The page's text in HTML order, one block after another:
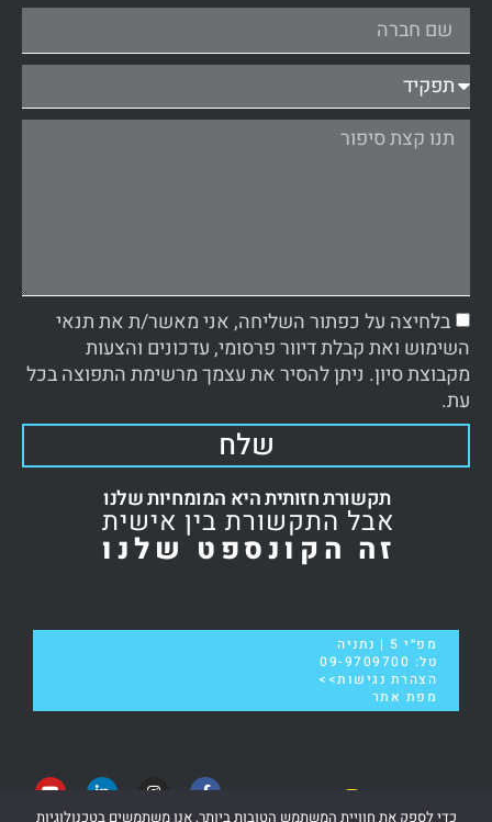
בלחיצה על כפתור השליחה, אני מאשר/ת את תנאי
השימוש ואת קבלת דיוור פרסומי, עדכונים והצעות
מקבוצת סיון. ניתן להסיר את עצמך מרשימת התפוצה בכל
עת.
שלח
תקשורת חזותית היא המומחיות שלנו
אבל התקשורת בין אישית
זה הקונספט שלנו
מפ״י 5 | נתניה
טל: 09-9709700
הצהרת נגישות>>
מפת אתר
כדי לספק את חוויית המשתמש הטובות ביותר, אנו משתמשים בטכנולוגיות